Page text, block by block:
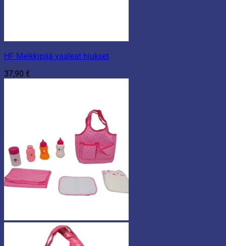
HF Meikkipää vaaleat hiukset
37,90 €